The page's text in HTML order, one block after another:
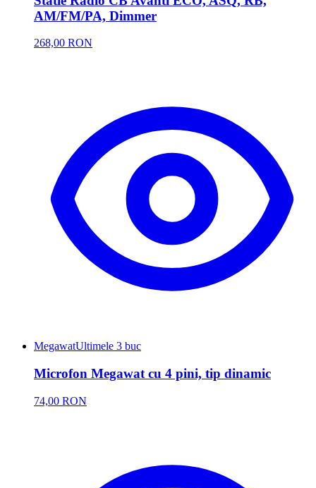
AM/FM/PA, Dimmer
268,00 RON
MegawatUltimele 3 buc
Microfon Megawat cu 4 pini, tip dinamic
74,00 RON